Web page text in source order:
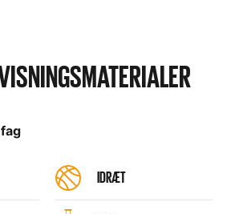
IDRÆT